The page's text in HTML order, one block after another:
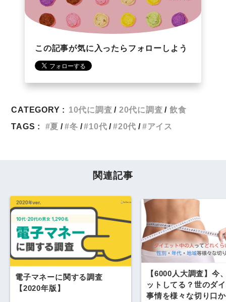
この記事が気に入ったらフォローしよう
CATEGORY : 10代に調査 20代に調査
飲食
TAGS :
夏 冬 10代 20代 アイス
関連記事
電子マネーに関する調査
【2020年版】
【6000人大調査】今
ットしてる？世のダ
事情を様々な切り口